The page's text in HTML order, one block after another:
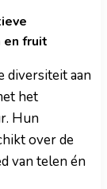
fruit
diversiteit aan
het
Hun
over de
van telen én